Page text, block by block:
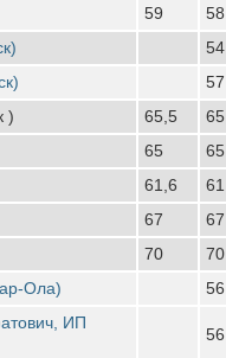
59
57
) 65,5
65
65
61,6
67
67
70 70
Ола)
ИП